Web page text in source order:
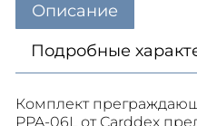
Описание
Подробные
Комплект
PPA-06L от Carddex